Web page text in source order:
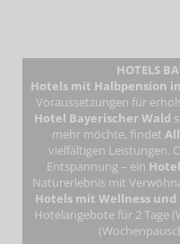
HOTELS
Hotels mit Halbpension
Voraussetzungen für
Hotel Bayerischer Wald
mehr möchte, findet
vielfältigen Leistungen.
Entspannung – ein
Naturerlebnis mit
Hotels mit Wellness und
Hotelangebote für 2 Tage